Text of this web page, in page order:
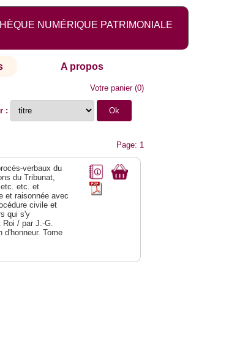
NUMÉRIQUE PATRIMONIALE
A propos
Votre panier(0)
:
Page: 1
verbaux du
du Tribunat,
etc. et
et raisonnée avec
civile et
qui s'y
Roi / par J.-G.
d'honneur. Tome